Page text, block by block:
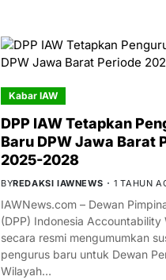
Kabar IAW
DPP IAW Tetapkan
Baru DPW Jawa Barat
2025-2028
BYREDAKSI IAWNEWS 1 TAHUN
IAWNews.com – Dewan
(DPP) Indonesia Accountability
secara resmi mengumumkan
pengurus baru untuk Dewan
Wilayah…